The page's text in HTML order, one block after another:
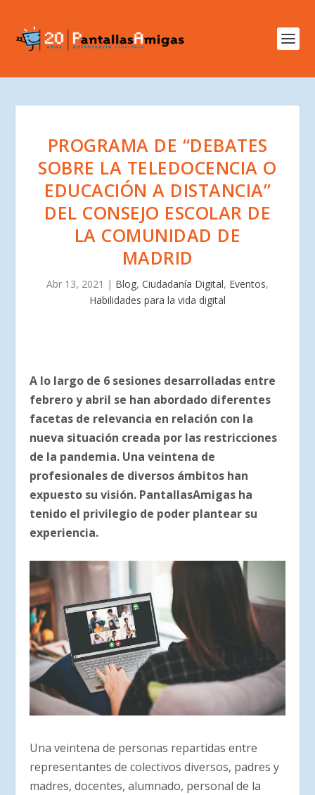
PROGRAMA DE “DEBATES
SOBRE LA TELEDOCENCIA O
EDUCACIÓN A DISTANCIA”
DEL CONSEJO ESCOLAR DE
LA COMUNIDAD DE
MADRID
Abr 13, 2021 | Blog, Ciudadanía Digital, Eventos,
Habilidades para la vida digital
A lo largo de 6 sesiones desarrolladas entre
febrero y abril se han abordado diferentes
facetas de relevancia en relación con la
nueva situación creada por las restricciones
de la pandemia. Una veintena de
profesionales de diversos ámbitos han
expuesto su visión. PantallasAmigas ha
tenido el privilegio de poder plantear su
experiencia.
Una veintena de personas repartidas entre
representantes de colectivos diversos, padres y
madres, docentes, alumnado, personal de la